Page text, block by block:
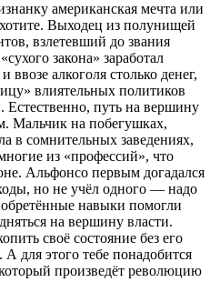
американская мечта или
Выходец из полунищей
взлетевший до звания
закона» заработал
ввозе алкоголя столько денег,
влиятельных политиков
Естественно, путь на вершину
Мальчик на побегушках,
в сомнительных заведениях,
из «профессий», что
Альфонсо первым догадался
но не учёл одного — надо
навыки помогли
на вершину власти.
своё состояние без его
для этого тебе понадобится
произведёт революцию